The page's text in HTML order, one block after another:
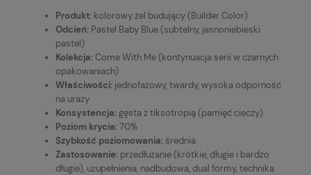
Produkt: kolorowy żel budujący (Builder Color)
Odcień: Pastel Baby Blue (subtelny, jasnoniebieski
pastel)
Kolekcja:Come With Me (kontynuacja serii w czarnych
opakowaniach)
Właściwości: jednofazowy, twardy, wysoka odporność
na urazy
Konsystencja: gęsta z tiksotropią (pamięć cieczy)
Poziom krycia:70%
Szybkość poziomowania: średnia
Zastosowanie: przedłużanie (krótkie, długie i bardzo
długie), uzupełnienia, nadbudowa, dual formy, technika